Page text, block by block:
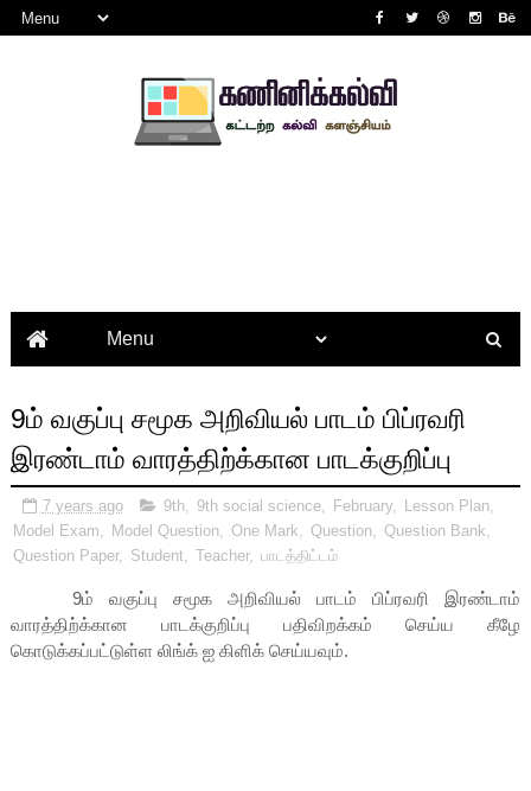
9ம் வகுப்பு சமூக அறிவியல் பாடம் பிப்ரவரி
இரண்டாம் வாரத்திற்க்கான பாடக்குறிப்பு
7 years ago 9th, 9th social science, February, Lesson Plan,
Model Exam
Model Question, One Mark Question, Question Bank
Question Paper, Student Teacher, பாடத்திட்டம்
9ம் வகுப்பு சமூக அறிவியல் பாடம் பிப்ரவரி இரண்டாம்
வாரத்திற்க்கான பாடக்குறிப்பு பதிவிறக்கம் செய்ய கீழே
கொடுக்கப்பட்டுள்ள லிங்க் ஐ கிளிக் செய்யவும்.